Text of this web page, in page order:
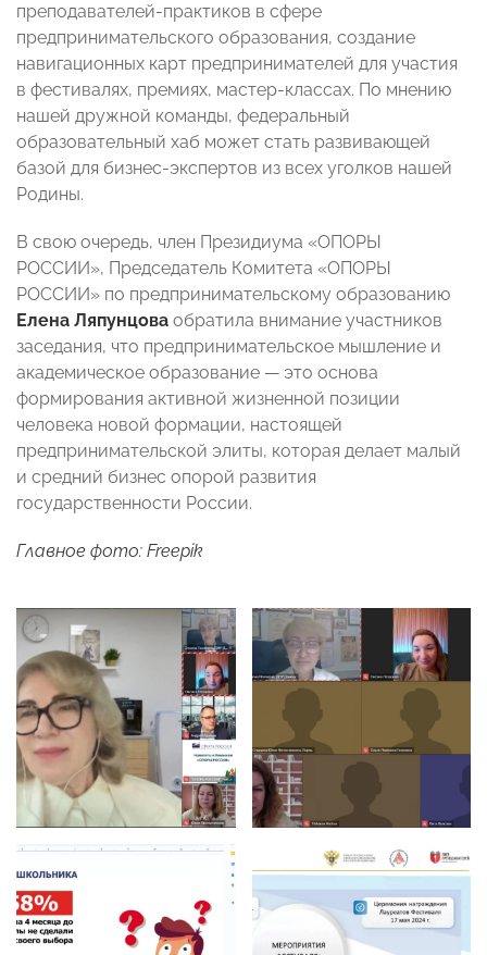
преподавателей-практиков в сфере
предпринимательского образования, создание
навигационных карт предпринимателей для участия
в фестивалях, премиях, мастер-классах. По мнению
нашей дружной команды, федеральный
образовательный хаб может стать развивающей
базой для бизнес-экспертов из всех уголков нашей
Родины.
В свою очередь, член Президиума «ОПОРЫ
РОССИИ», Председатель Комитета «ОПОРЫ
РОССИИ» по предпринимательскому образованию
Елена Ляпунцова обратила внимание участников
заседания, что предпринимательское мышление и
академическое образование — это основа
формирования активной жизненной позиции
человека новой формации, настоящей
предпринимательской элиты, которая делает малый
и средний бизнес опорой развития
государственности России.
Главное фото: Freepik